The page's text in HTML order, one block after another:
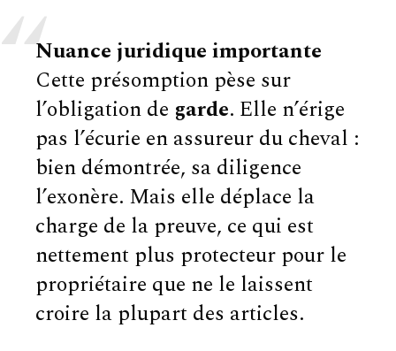
Nuance juridique importante
Cette présomption pèse sur
l’obligation de garde. Elle n’érige
pas l’écurie en assureur du cheval :
bien démontrée, sa diligence
l’exonère. Mais elle déplace la
charge de la preuve, ce qui est
nettement plus protecteur pour le
propriétaire que ne le laissent
croire la plupart des articles.